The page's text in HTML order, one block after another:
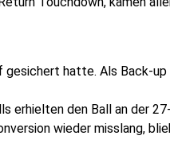
gesichert hatte. Als Back-up
erhielten den Ball an der
wieder misslang,